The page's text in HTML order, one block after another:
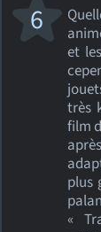
et
très
film
plus
«
6